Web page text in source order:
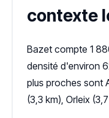
contexte
Bazet compte 1
densité d'environ
plus proches sont
(3,3 km), Orleix